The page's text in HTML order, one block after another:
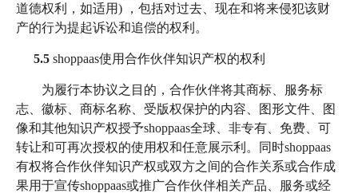
道德权利，如适用) ，包括对过去、现在和将来侵犯该财
产的行为提起诉讼和追偿的权利。
5.5 shoppaas使用合作伙伴知识产权的权利
为履行本协议之目的，合作伙伴将其商标、服务标
志、徽标、商标名称、受版权保护的内容、图形文件、图
像和其他知识产权授予shoppaas全球、非专有、免费、可
转让和可再次授权的使用权和任意展示利。同时shoppaas
有权将合作伙伴知识产权或双方之间的合作关系或合作成
果用于宣传shoppaas或推广合作伙伴相关产品、服务或经